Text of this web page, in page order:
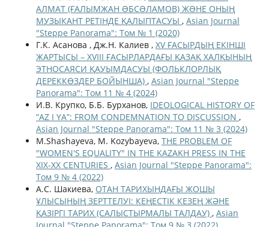
АЛМАТ (ҒАЛЫМЖАН ƏБСƏЛАМОВ) ЖƏНЕ ОНЫҢ
МУЗЫКАНТ РЕТІНДЕ ҚАЛЫПТАСУЫ , Asian Journal
"Steppe Panorama": Том № 1 (2020)
Г.К. Асанова , Дж.Н. Калиев , XV ҒАСЫРДЫҢ ЕКІНШІ
ЖАРТЫСЫ – XVIII ҒАСЫРЛАРДАҒЫ ҚАЗАҚ ХАЛҚЫНЫҢ
ЭТНОСАЯСИ ҚАУЫМДАСУЫ (ФОЛЬКЛОРЛЫҚ
ДЕРЕККӨЗДЕР БОЙЫНША) , Asian Journal "Steppe
Panorama": Том 11 № 4 (2024)
И.В. Крупко, Б.Б. Бурханов, IDEOLOGICAL HISTORY OF
“AZ I YA”: FROM CONDEMNATION TO DISCUSSION ,
Asian Journal "Steppe Panorama": Том 11 № 3 (2024)
M.Shashayeva, M. Kozybayeva, THE PROBLEM OF
"WOMEN'S EQUALITY" IN THE KAZAKH PRESS IN THE
XIX-XX CENTURIES , Asian Journal "Steppe Panorama":
Том 9 № 4 (2022)
А.С. Шакиева, ОТАН ТАРИХЫНДАҒЫ ЖОШЫ
ҰЛЫСЫНЫҢ ЗЕРТТЕЛУІ: КЕҢЕСТІК КЕЗЕҢ ЖӘНЕ
ҚАЗІРГІ ТАРИХ (САЛЫСТЫРМАЛЫ ТАЛДАУ) , Asian